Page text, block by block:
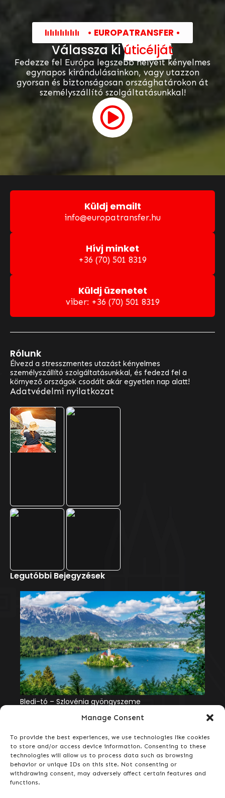
Manage Consent
To provide the best experiences, we use technologies like cookies
to store and/or access device information. Consenting to these
technologies will allow us to process data such as browsing
behavior or unique IDs on this site. Not consenting or
withdrawing consent, may adversely affect certain features and
functions.
• EUROPATRANSFER •
Válassza ki úticélját
Fedezze fel Európa legszebb helyeit kényelmes
egynapos kirándulásainkon, vagy utazzon
gyorsan és biztonságosan országhatárokon át
személyszállító szolgáltatásunkkal!
Küldj emailt
info@europatransfer.hu
Hívj minket
+36 (70) 501 8319
Küldj üzenetet
viber: +36 (70) 501 8319
Rólunk
Élvezd a stresszmentes utazást kényelmes
személyszállító szolgáltatásunkkal, és fedezd fel a
környező országok csodáit akár egyetlen nap alatt!
Adatvédelmi nyilatkozat
Legutóbbi Bejegyzések
Adršpach – A cseh kőrengeteg csodája
Bledi-tó – Szlovénia gyöngyszeme
Sankt Wolfgang – mesebeli alpesi élmény a
Wolfgang-tó partján
Hírlevél
Iratkozz fel most, hogy elsőként értesülj exkluzív
ajánlatainkról, egynapos kirándulásainkról és kényelmes
utazási lehetőségeinkről!